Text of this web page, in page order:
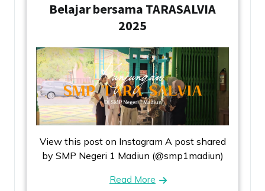
Belajar bersama TARASALVIA
2025
View this post on Instagram A post shared
by SMP Negeri 1 Madiun (@smp1madiun)
Read More